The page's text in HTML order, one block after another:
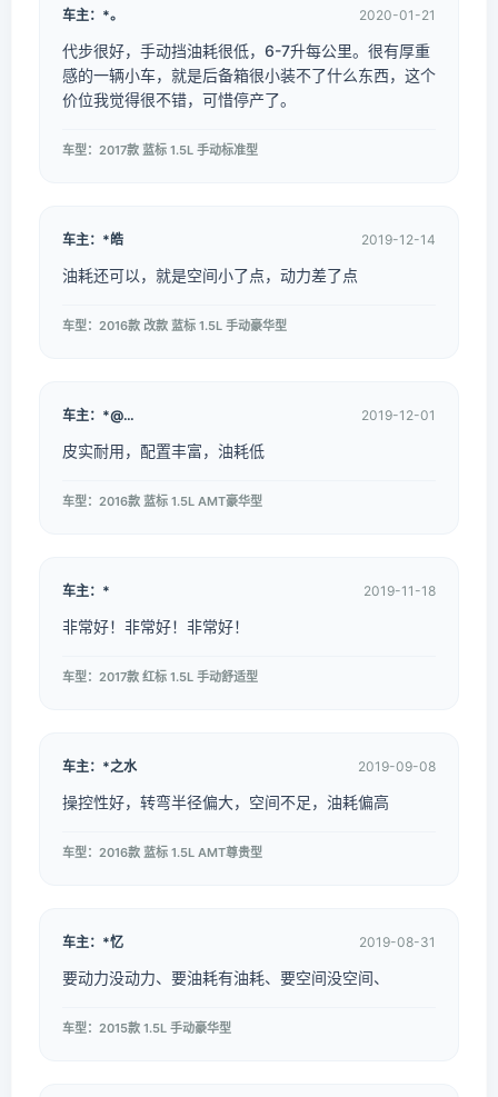
车主：*。 2020-01-21
代步很好，手动挡油耗很低，6-7升每公里。很有厚重
感的一辆小车，就是后备箱很小装不了什么东西，这个
价位我觉得很不错，可惜停产了。
车型：2017款 蓝标 1.5L 手动标准型
车主：*皓 2019-12-14
油耗还可以，就是空间小了点，动力差了点
车型：2016款 改款 蓝标 1.5L 手动豪华型
车主：*@… 2019-12-01
皮实耐用，配置丰富，油耗低
车型：2016款 蓝标 1.5L AMT豪华型
车主：*ㅤ 2019-11-18
非常好！非常好！非常好！
车型：2017款 红标 1.5L 手动舒适型
车主：*之水 2019-09-08
操控性好，转弯半径偏大，空间不足，油耗偏高
车型：2016款 蓝标 1.5L AMT尊贵型
车主：*忆 2019-08-31
要动力没动力、要油耗有油耗、要空间没空间、
车型：2015款 1.5L 手动豪华型